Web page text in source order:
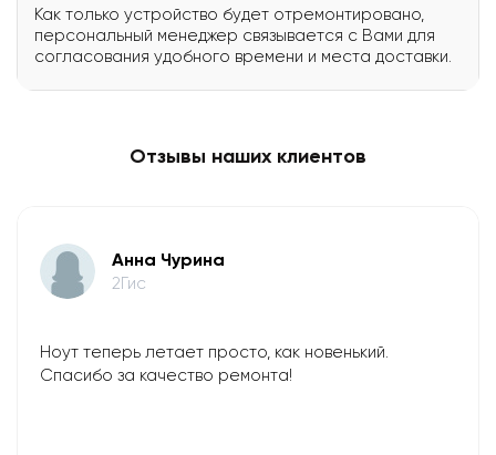
Как только устройство будет отремонтировано,
персональный менеджер связывается с Вами для
согласования удобного времени и места доставки.
Отзывы наших клиентов
Анна Чурина
2Гис
Ноут теперь летает просто, как новенький.
Спасибо за качество ремонта!